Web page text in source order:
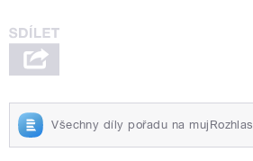
Všechny díly pořadu na mujRozhlas